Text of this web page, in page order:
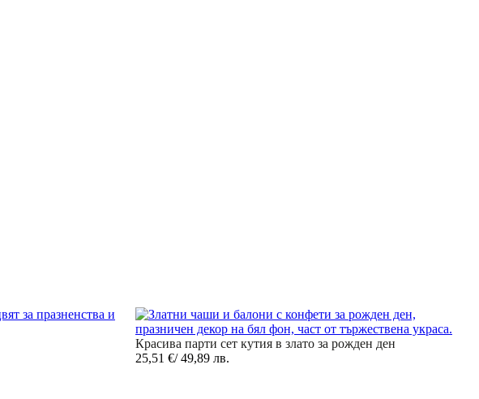
Красива парти сет кутия в злато за рожден ден
25,51 €/ 49,89 лв.